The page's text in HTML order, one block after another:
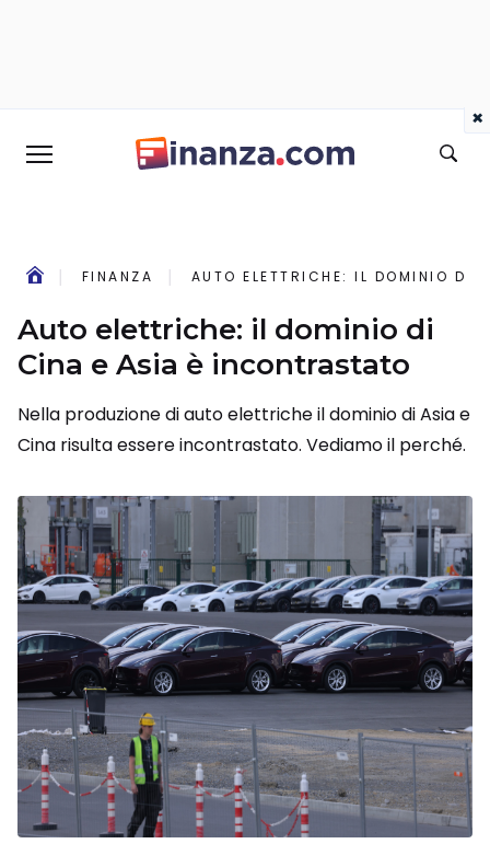
FINANZA AUTO ELETTRICHE: IL DOMINIO DI
Auto elettriche: il dominio di
Cina e Asia è incontrastato
Nella produzione di auto elettriche il dominio di Asia e
Cina risulta essere incontrastato. Vediamo il perché.
×